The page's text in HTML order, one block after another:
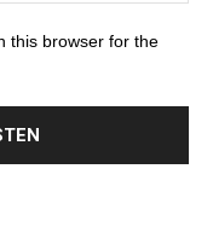
this browser for the